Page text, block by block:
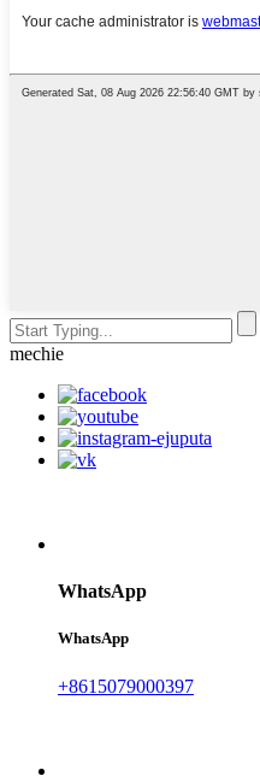
mechie
WhatsApp
WhatsApp
+8615079000397